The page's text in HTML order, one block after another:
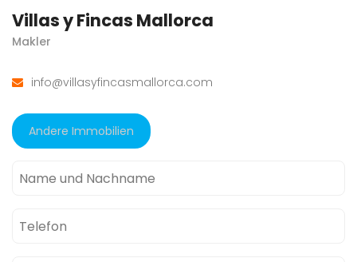
Villas y Fincas Mallorca
Makler
info@villasyfincasmallorca.com
Andere Immobilien